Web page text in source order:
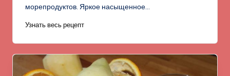
морепродуктов. Яркое насыщенное…
Узнать весь рецепт